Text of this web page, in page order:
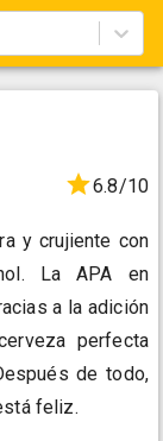
6.8/10
y crujiente con
La APA en
a la adición
perfecta
de todo,
feliz.